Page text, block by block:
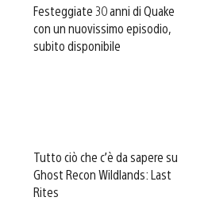
Festeggiate 30 anni di Quake
con un nuovissimo episodio,
subito disponibile
Tutto ciò che c’è da sapere su
Ghost Recon Wildlands: Last
Rites